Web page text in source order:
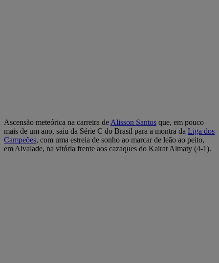
Ascensão meteórica na carreira de Alisson Santos que, em pouco
mais de um ano, saiu da Série C do Brasil para a montra da Liga dos
Campeões, com uma estreia de sonho ao marcar de leão ao peito,
em Alvalade, na vitória frente aos cazaques do Kairat Almaty (4-1).